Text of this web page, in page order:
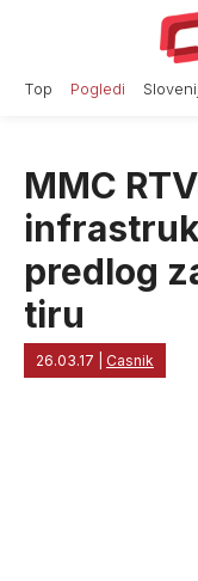
Top Pogledi
MMC
predlog
tiru
26.03.17 Casnik